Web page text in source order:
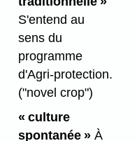
S'entend au
sens du
programme
d'Agri-protection.
("novel crop")
« culture
spontanée »À